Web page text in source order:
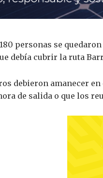
180 personas se
debía cubrir la ruta
debieron amanecer
de salida o que los